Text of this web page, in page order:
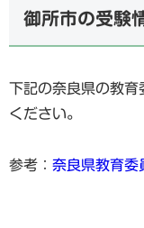
御所市の受験
下記の奈良県の教育
ください。
参考： 奈良県教育委